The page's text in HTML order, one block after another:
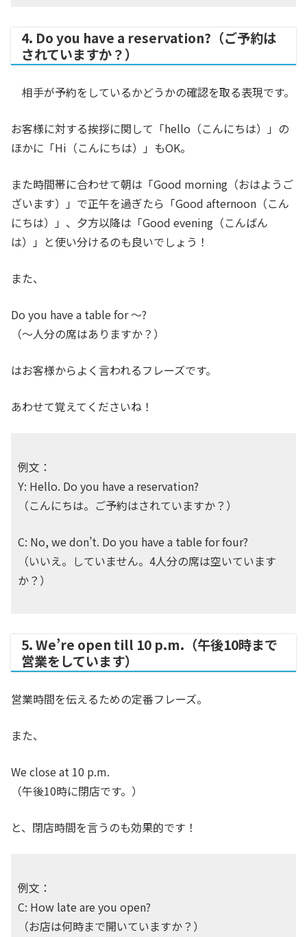
4. Do you have a reservation?（ご予約は
されていますか？）
相手が予約をしているかどうかの確認を取る表現です。
お客様に対する挨拶に関して「hello（こんにちは）」の
ほかに「Hi（こんにちは）」もOK。
また時間帯に合わせて朝は「Good morning（おはようご
ざいます）」で正午を過ぎたら「Good afternoon（こん
にちは）」、夕方以降は「Good evening（こんばん
は）」と使い分けるのも良いでしょう！
また、
Do you have a table for 〜?
（〜人分の席はありますか？）
はお客様からよく言われるフレーズです。
あわせて覚えてくださいね！
例文：
Y: Hello. Do you have a reservation?
（こんにちは。ご予約はされていますか？）
C: No, we don’t. Do you have a table for four?
（いいえ。していません。4人分の席は空いています
か？）
5. We’re open till 10 p.m.（午後10時まで
営業をしています）
営業時間を伝えるための定番フレーズ。
また、
We close at 10 p.m.
（午後10時に閉店です。）
と、閉店時間を言うのも効果的です！
例文：
C: How late are you open?
（お店は何時まで開いていますか？）